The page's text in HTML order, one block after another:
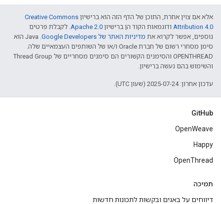
אלא אם צוין אחרת, התוכן של הדף הזה הוא ברישיון Creative Commons
Attribution 4.0‏ ודוגמאות הקוד הן ברישיון Apache 2.0‏. לקבלת פרטים
נוספים, אפשר לקרוא את מדיניות האתר של Google Developers‏
.‏ Java הוא
סימן מסחרי רשום של חברת Oracle ו/או של השותפים העצמאיים שלה.
‫OPENTHREAD והסימנים הקשורים הם סימנים מסחריים של Thread Group
והשימוש בהם נעשה ברישיון.
עדכון אחרון: 2025-07-24 (שעון UTC).
GitHub
OpenWeave
Happy
OpenThread
תמיכה
דיווחים על באגים ובקשות לתכונות חדשות